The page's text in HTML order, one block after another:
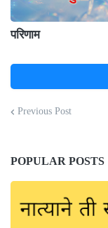
परिणाम
Previous Post
POPULAR POSTS